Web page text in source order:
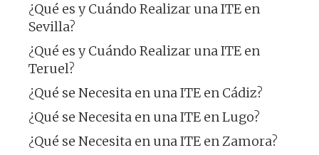
¿Qué es y Cuándo Realizar una ITE en
Sevilla?
¿Qué es y Cuándo Realizar una ITE en
Teruel?
¿Qué se Necesita en una ITE en Cádiz?
¿Qué se Necesita en una ITE en Lugo?
¿Qué se Necesita en una ITE en Zamora?